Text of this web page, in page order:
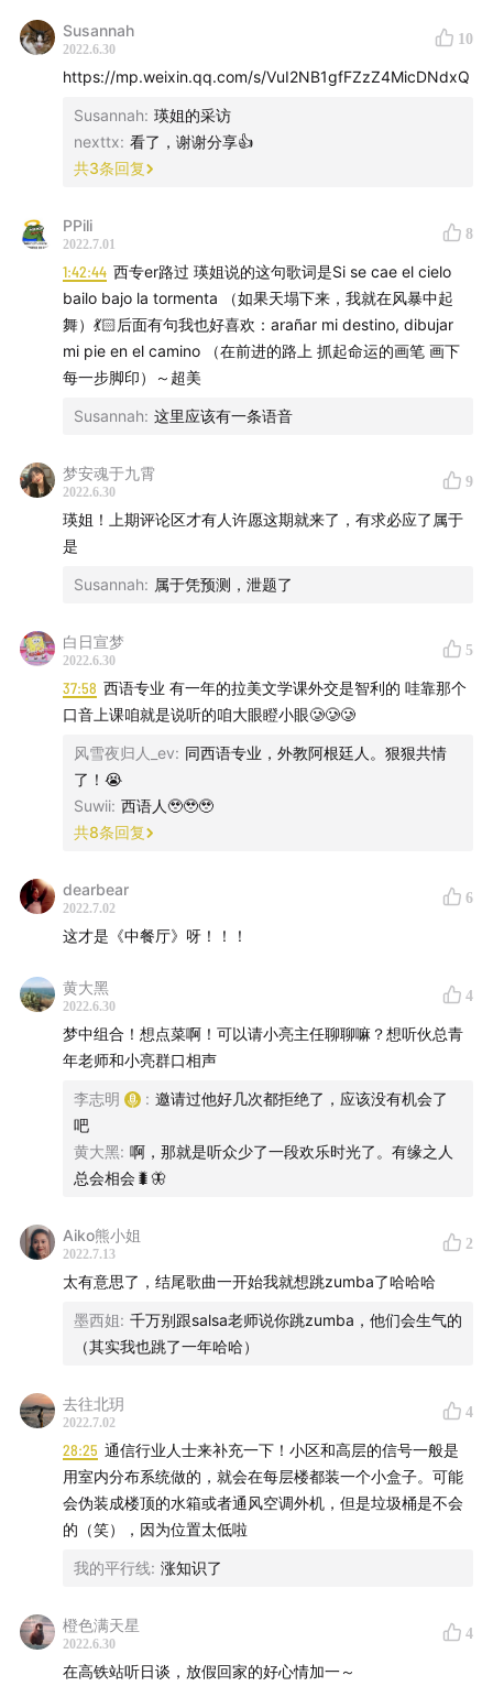
Susannah
2022.6.30
10
https://mp.weixin.qq.com/s/VuI2NB1gfFZzZ4MicDNdxQ
Susannah: 瑛姐的采访
nexttx: 看了，谢谢分享👍
共3条回复
PPili
2022.7.01
8
1:42:44 西专er路过 瑛姐说的这句歌词是Si se cae el cielo
bailo bajo la tormenta （如果天塌下来，我就在风暴中起
舞）💃🏻后面有句我也好喜欢：arañar mi destino, dibujar
mi pie en el camino （在前进的路上 抓起命运的画笔 画下
每一步脚印）～超美
Susannah: 这里应该有一条语音
梦安魂于九霄
2022.6.30
9
瑛姐！上期评论区才有人许愿这期就来了，有求必应了属于
是
Susannah: 属于凭预测，泄题了
白日宣梦
2022.6.30
5
37:58 西语专业 有一年的拉美文学课外交是智利的 哇靠那个
口音上课咱就是说听的咱大眼瞪小眼🥲🥲🥲
风雪夜归人_ev: 同西语专业，外教阿根廷人。狠狠共情
了！😭
Suwii: 西语人🥹🥹🥹
共8条回复
dearbear
2022.7.02
6
这才是《中餐厅》呀！！！
黄大黑
2022.6.30
4
梦中组合！想点菜啊！可以请小亮主任聊聊嘛？想听伙总青
年老师和小亮群口相声
李志明 : 邀请过他好几次都拒绝了，应该没有机会了
吧
黄大黑: 啊，那就是听众少了一段欢乐时光了。有缘之人
总会相会🐛🦋
Aiko熊小姐
2022.7.13
2
太有意思了，结尾歌曲一开始我就想跳zumba了哈哈哈
墨西姐: 千万别跟salsa老师说你跳zumba，他们会生气的
（其实我也跳了一年哈哈）
去往北玥
2022.7.02
4
28:25 通信行业人士来补充一下！小区和高层的信号一般是
用室内分布系统做的，就会在每层楼都装一个小盒子。可能
会伪装成楼顶的水箱或者通风空调外机，但是垃圾桶是不会
的（笑），因为位置太低啦
我的平行线: 涨知识了
橙色满天星
2022.6.30
4
在高铁站听日谈，放假回家的好心情加一～